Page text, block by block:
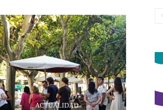
ACTUALIDAD